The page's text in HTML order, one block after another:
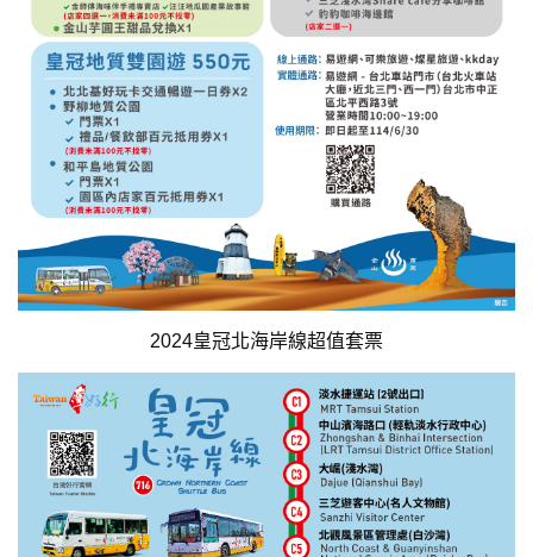
2024皇冠北海岸線超值套票